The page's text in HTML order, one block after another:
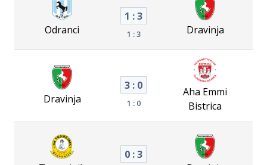
Odranci
1 : 3
1 : 3 Dravinja
Dravinja
3 : 0
1 : 0
Aha Emmi
Bistrica
0 : 3